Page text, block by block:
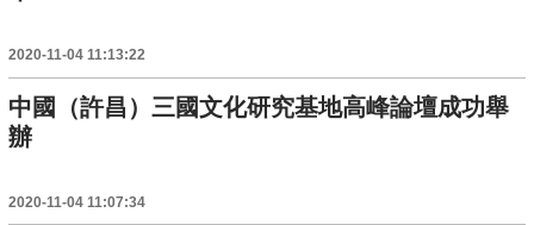
2020-11-04 11:13:22
中國（許昌）三國文化研究基地高峰論壇成功舉
辦
2020-11-04 11:07:34